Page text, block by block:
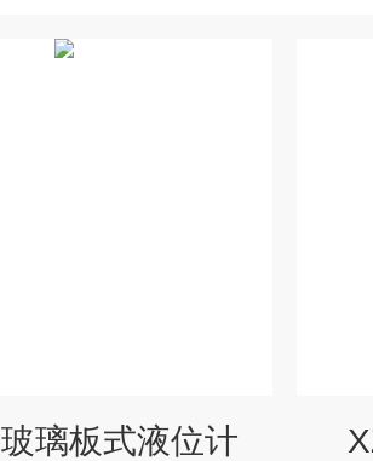
璃板式液位计